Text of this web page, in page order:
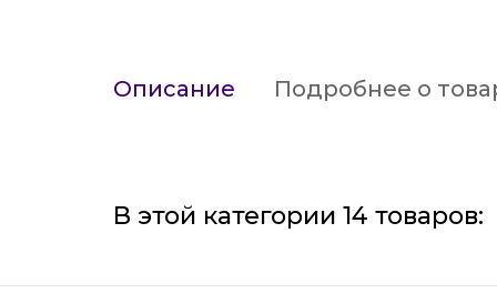
Описание Подробнее о
В этой категории 14 товаров: